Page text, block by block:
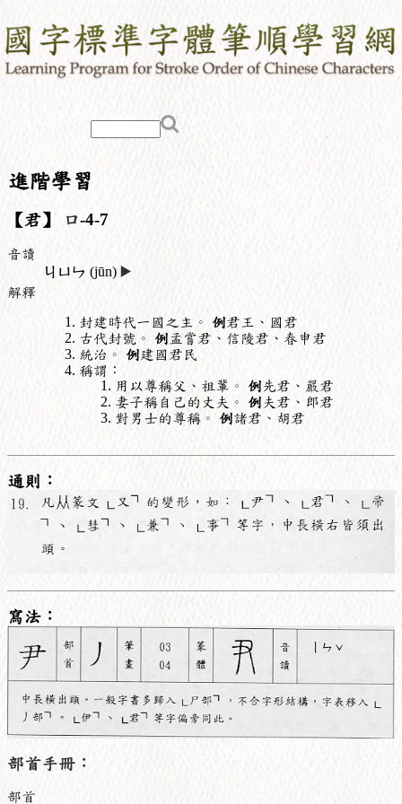
進階學習
【君】 口-4-7
音讀
ㄐㄩㄣ (jūn) ▶️
解釋
封建時代一國之主。 例君王、國君
古代封號。 例 孟嘗君、信陵君、春申君
統治。 例建國君民
稱謂：
用以尊稱父、祖輩。 例先君、嚴君
妻子稱自己的丈夫。 例 夫君、郎君
對男士的尊稱。 例諸君、胡君
通則：
寫法：
部首手冊：
部首